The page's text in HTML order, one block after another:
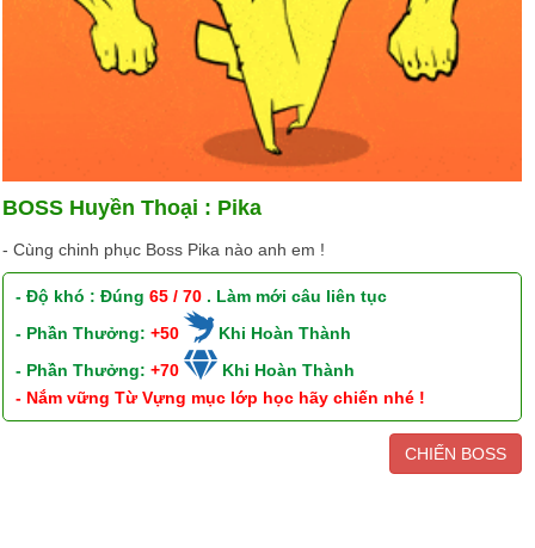
BOSS Huyền Thoại : Pika
- Cùng chinh phục Boss Pika nào anh em !
- Độ khó : Đúng65 / 70 . Làm mới câu liên tục
- Phần Thưởng:+50
Khi Hoàn Thành
- Phần Thưởng:+70
Khi Hoàn Thành
- Nắm vững Từ Vựng mục lớp học hãy chiến nhé !
CHIẾN BOSS